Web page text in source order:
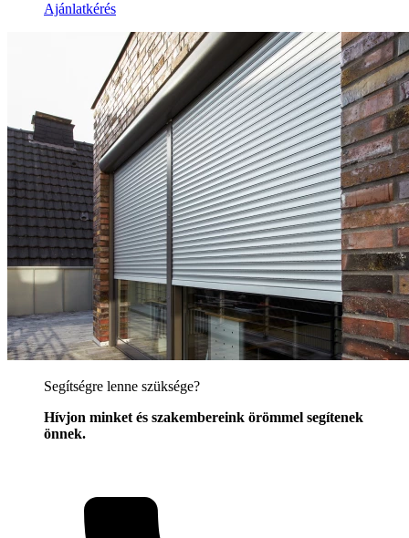
Ajánlatkérés
Segítségre lenne szüksége?
Hívjon minket és szakembereink örömmel segítenek
önnek.